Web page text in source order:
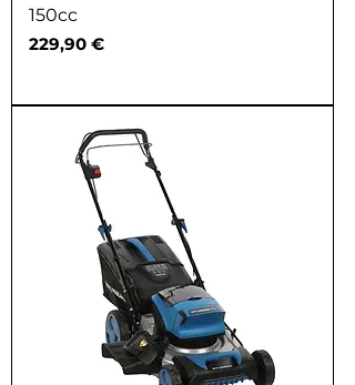
150cc
Prezzo
229,90 €